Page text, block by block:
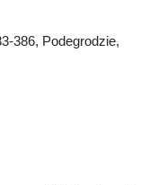
386, Podegrodzie,